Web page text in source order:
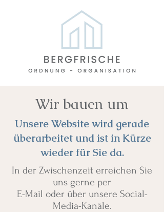
Wir bauen um
Unsere Website wird gerade
überarbeitet und ist in Kürze
wieder für Sie da.
In der Zwischenzeit erreichen Sie
uns gerne per
E-Mail oder über unsere Social-
Media-Kanäle.